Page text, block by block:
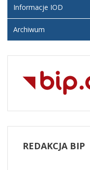
Informacje IOD
Archiwum
REDAKCJABIP